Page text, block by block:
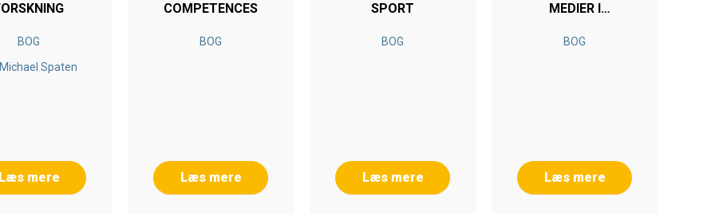
BOG
Spaten
mere
COMPETENCES
BOG
Læs mere
SPORT
BOG
Læs mere
MEDIER I
PSYKOTERAPI
BOG
Læs mere